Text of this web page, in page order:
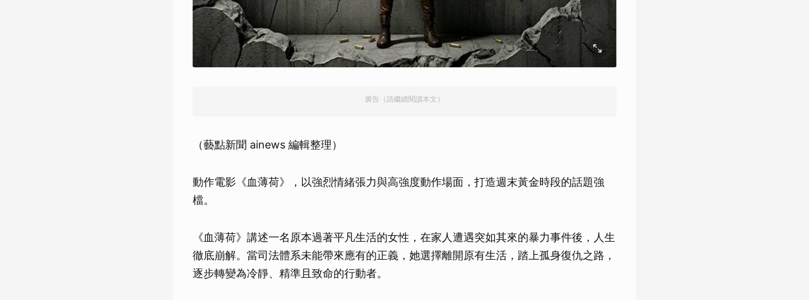
廣告（請繼續閱讀本文）
（藝點新聞 ainews 編輯整理）
動作電影《血薄荷》，以強烈情緒張力與高強度動作場面，打造週末黃金時段的話題強
檔。
《血薄荷》講述一名原本過著平凡生活的女性，在家人遭遇突如其來的暴力事件後，人生
徹底崩解。當司法體系未能帶來應有的正義，她選擇離開原有生活，踏上孤身復仇之路，
逐步轉變為冷靜、精準且致命的行動者。